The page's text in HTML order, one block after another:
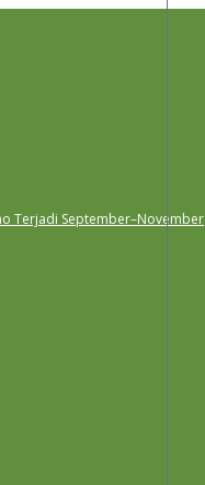
Terjadi September–November